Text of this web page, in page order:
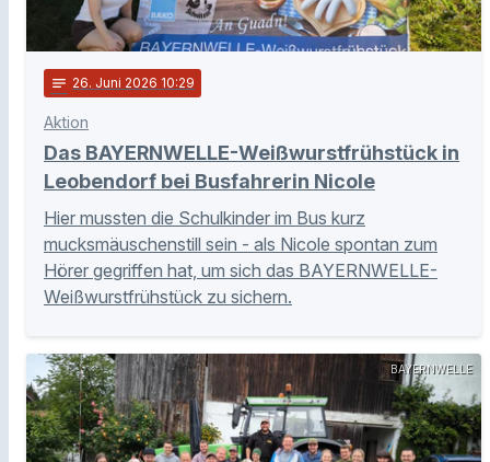
notes 26. Juni 2026 10:29
Aktion
Das BAYERNWELLE-Weißwurstfrühstück in
Leobendorf bei Busfahrerin Nicole
Hier mussten die Schulkinder im Bus kurz
mucksmäuschenstill sein - als Nicole spontan zum
Hörer gegriffen hat, um sich das BAYERNWELLE-
Weißwurstfrühstück zu sichern.
BAYERNWELLE